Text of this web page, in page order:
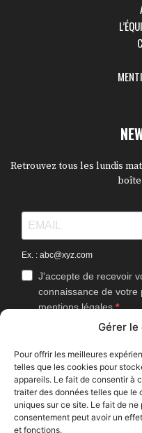
Gérer
Pour offrir les meilleures
telles que les cookies pour
appareils. Le fait de consentir à
traiter des données telles que le
uniques sur ce site. Le fait de
consentement peut avoir un
et fonctions.
Retrouvez tous les lundis
Ex. : abc@xyz.com
J'accepte de recevoir
connaissance de votre
mentions légales.
Vous pouvez vous désinscrire
J'accepte que Bike
newsletters afin